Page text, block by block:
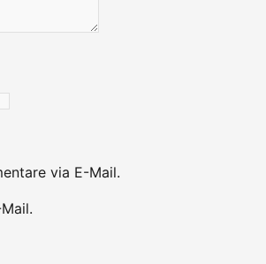
via E-Mail.